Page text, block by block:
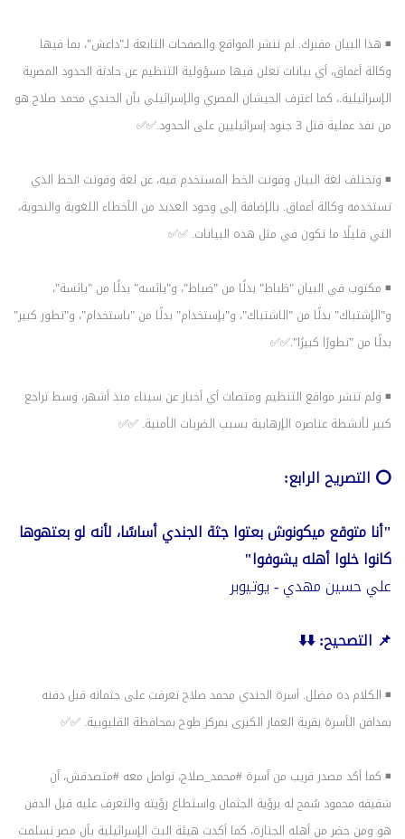
◾ هذا البيان مفبرك. لم تنشر المواقع والصفحات التابعة لـ"داعش"، بما فيها
وكالة أعماق، أي بيانات تعلن فيها مسؤولية التنظيم عن حادثة الحدود المصرية
الإسرائيلية.، كما اعترف الجيشان المصري والإسرائيلي بأن الجندي محمد صلاح هو
من نفذ عملية قتل 3 جنود إسرائيليين على الحدود.✅✅
◾ وتختلف لغة البيان وفونت الخط المستخدم فيه، عن لغة وفونت الخط الذي
تستخدمه وكالة أعماق. بالإضافة إلى وجود العديد من الأخطاء اللغوية والنحوية،
التي قليلًا ما تكون في مثل هذه البيانات. ✅✅
◾ مكتوب في البيان "ظباط" بدلًا من "ضباط"، و"يائسه" بدلًا من "يائسة"،
و"الإشتباك" بدلًا من "الاشتباك"، و"بإستخدام" بدلًا من "باستخدام"، و"تطور كبير"
بدلًا من "تطورًا كبيرًا".✅✅
◾ ولم تنشر مواقع التنظيم ومنصات أي أخبار عن سيناء منذ أشهر، وسط تراجع
كبير لأنشطة عناصره الإرهابية بسبب الضربات الأمنية. ✅✅
⭕️ التصريح الرابع:
"أنا متوقع ميكونوش بعتوا جثة الجندي أساسًا، لأنه لو بعتهوها
كانوا خلوا أهله يشوفوا"
علي حسين مهدي - يوتيوبر
📌 التصحيح: ⬇️⬇️
◾ الكلام ده مضلل. أسرة الجندي محمد صلاح تعرفت على جثمانه قبل دفنه
بمدافن الأسرة بقرية العمار الكبرى بمركز طوخ بمحافظة القليوبية. ✅✅
◾ كما أكد مصدر قريب من أسرة #محمد_صلاح، تواصل معه #متصدقش، أن
شقيقه محمود سُمح له برؤية الجثمان واستطاع رؤيته والتعرف عليه قبل الدفن
هو ومن حضر من أهله الجنازة، كما أكدت هيئة البث الإسرائيلية بأن مصر تسلمت